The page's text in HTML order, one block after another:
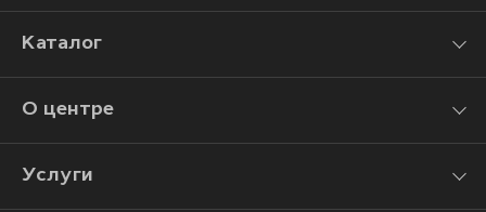
Каталог
О центре
Услуги